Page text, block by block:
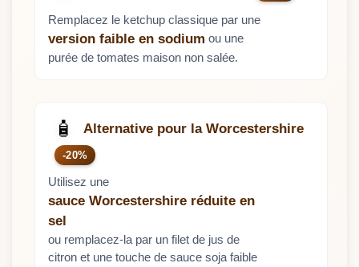
Remplacez le ketchup classique par une
version faible en sodium ou une
purée de tomates maison non salée.
🧴 Alternative pour la Worcestershire
-20%
Utilisez une
sauce Worcestershire réduite en
sel
ou remplacez-la par un filet de jus de
citron et une touche de sauce soja faible